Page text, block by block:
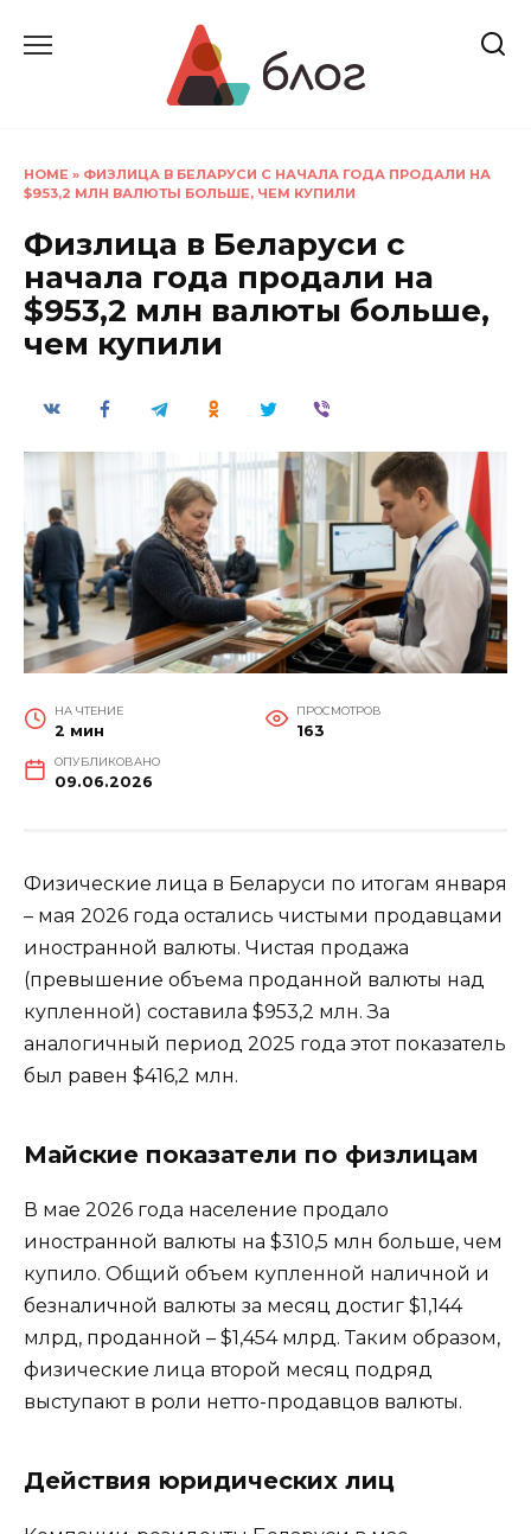
HOME » ФИЗЛИЦА В БЕЛАРУСИ С НАЧАЛА ГОДА ПРОДАЛИ НА
$953,2 МЛН ВАЛЮТЫ БОЛЬШЕ, ЧЕМ КУПИЛИ
Физлица в Беларуси с
начала года продали на
$953,2 млн валюты больше,
чем купили
НА ЧТЕНИЕ
2 мин
ПРОСМОТРОВ
163
ОПУБЛИКОВАНО
09.06.2026
Физические лица в Беларуси по итогам января
– мая 2026 года остались чистыми продавцами
иностранной валюты. Чистая продажа
(превышение объема проданной валюты над
купленной) составила $953,2 млн. За
аналогичный период 2025 года этот показатель
был равен $416,2 млн.
Майские показатели по физлицам
В мае 2026 года население продало
иностранной валюты на $310,5 млн больше, чем
купило. Общий объем купленной наличной и
безналичной валюты за месяц достиг $1,144
млрд, проданной – $1,454 млрд. Таким образом,
физические лица второй месяц подряд
выступают в роли нетто-продавцов валюты.
Действия юридических лиц